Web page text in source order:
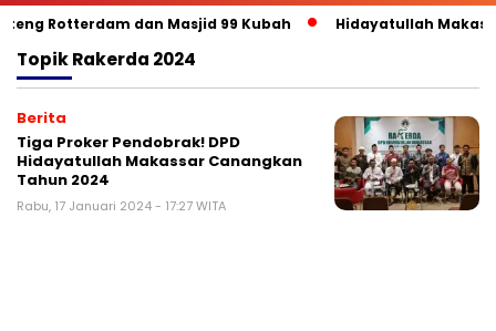
Rotterdam dan Masjid 99 Kubah Hidayatullah
TopikRakerda 2024
Berita
Tiga Proker Pendobrak! DPD
Hidayatullah Makassar Canangkan
Tahun 2024
Rabu, 17 Januari 2024 - 17:27 WITA